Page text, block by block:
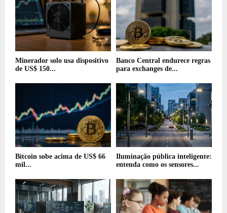
Minerador solo usa dispositivo
de US$ 150...
Banco Central endurece regras
para exchanges de...
Bitcoin sobe acima de US$ 66
mil...
Iluminação pública inteligente:
entenda como os sensores...